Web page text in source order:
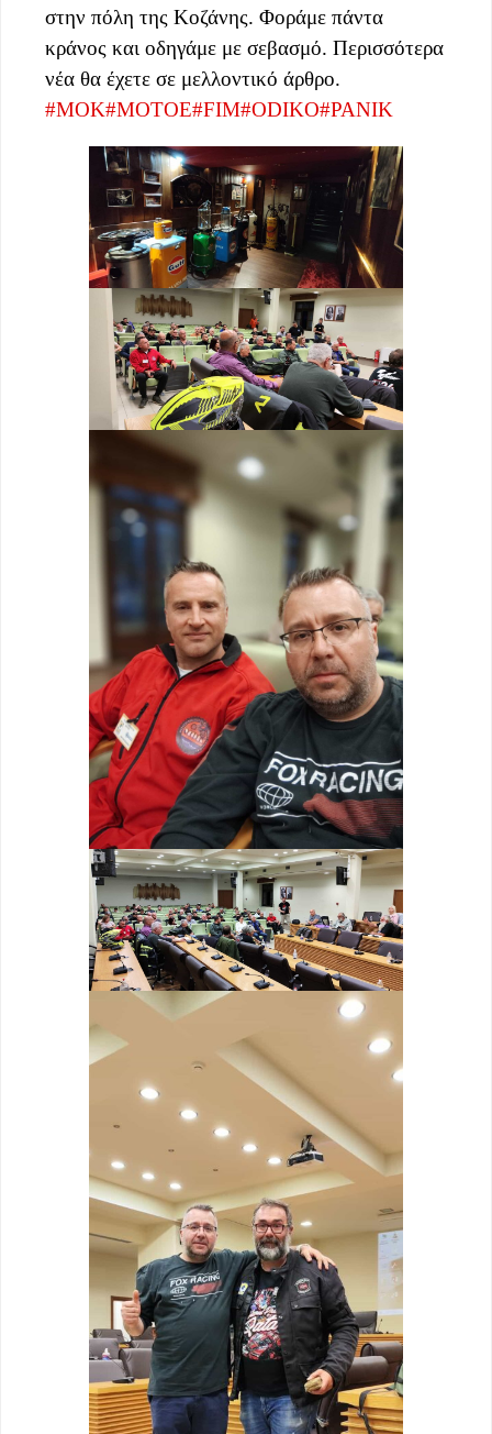
στην πόλη της Κοζάνης. Φοράμε πάντα
κράνος και οδηγάμε με σεβασμό. Περισσότερα
νέα θα έχετε σε μελλοντικό άρθρο.
#ΜΟΚ#ΜΟΤΟΕ#FIM#ODIKO#PANIK